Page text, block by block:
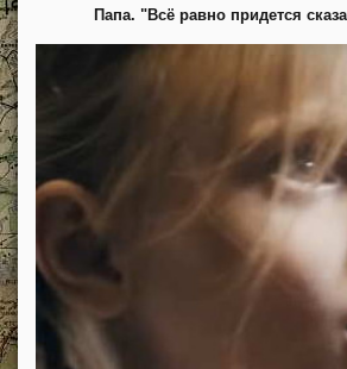
Папа. "Всё равно придется